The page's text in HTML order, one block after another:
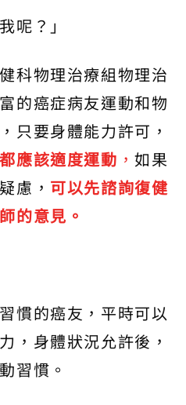
呢？」
科物理治療組物理治
的癌症病友運動和物
只要身體能力許可，
應該適度運動 ，如果
慮， 可以先諮詢復健
的意見。
慣的癌友，平時可以
，身體狀況允許後，
習慣。